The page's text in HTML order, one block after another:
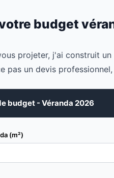
budget
projeter, j'ai construit
pas un devis
budget - Véranda 2026
(m²)